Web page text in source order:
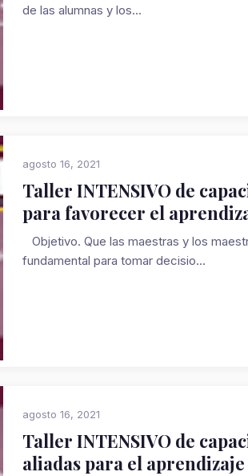
de las alumnas y los...
agosto 16, 2021
Taller INTENSIVO de
para favorecer el
Objetivo. Que las maestras y los
fundamental para tomar decisio...
agosto 16, 2021
Taller INTENSIVO de
aliadas para el aprendizaje